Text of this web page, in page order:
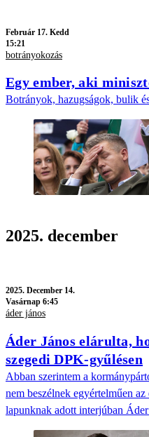
Február 17. Kedd
15:21
botrányokozás
Egy ember, aki
Botrányok, hazugságok, bulik
2025. december
2025. December 14.
Vasárnap 6:45
áder jános
Áder János elárulta,
szegedi DPK-gyűlésen
Abban szerintem a
nem beszélnek egyértelműen
lapunknak adott interjúban Áder